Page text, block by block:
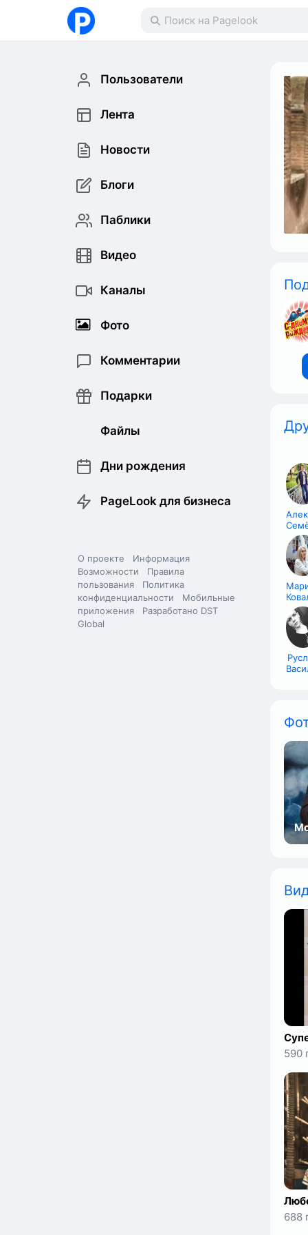
Пользователи
Лента
Новости
Блоги
Паблики
Видео
Каналы
Фото
Комментарии
Подарки
Файлы
Дни рождения
PageLook для бизнеса
О проекте
Информация
Возможности
Правила
пользования
Политика
конфиденциальности
Мобильные
приложения
Разработано DST
Global
590
688